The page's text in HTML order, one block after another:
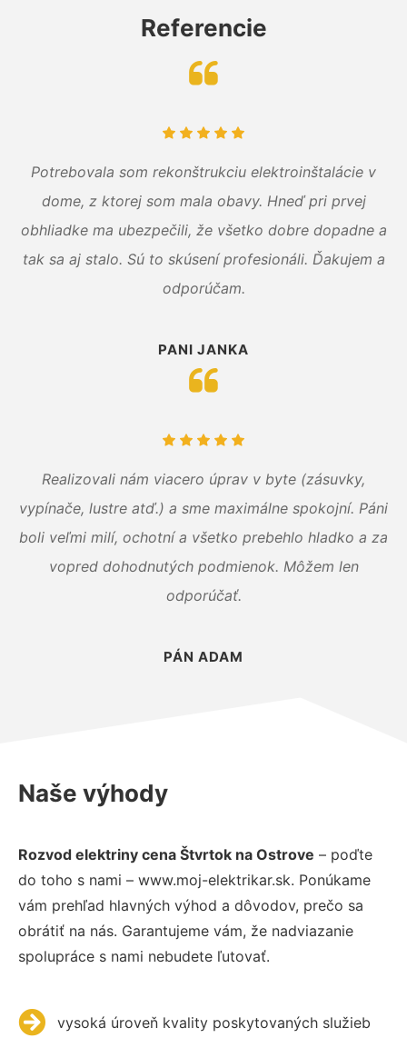
Referencie
Potrebovala som rekonštrukciu elektroinštalácie v
dome, z ktorej som mala obavy. Hneď pri prvej
obhliadke ma ubezpečili, že všetko dobre dopadne a
tak sa aj stalo. Sú to skúsení profesionáli. Ďakujem a
odporúčam.
PANI JANKA
Realizovali nám viacero úprav v byte (zásuvky,
vypínače, lustre atď.) a sme maximálne spokojní. Páni
boli veľmi milí, ochotní a všetko prebehlo hladko a za
vopred dohodnutých podmienok. Môžem len
odporúčať.
PÁN ADAM
Naše výhody
Rozvod elektriny cena Štvrtok na Ostrove – poďte
do toho s nami – www.moj-elektrikar.sk. Ponúkame
vám prehľad hlavných výhod a dôvodov, prečo sa
obrátiť na nás. Garantujeme vám, že nadviazanie
spolupráce s nami nebudete ľutovať.
vysoká úroveň kvality poskytovaných služieb